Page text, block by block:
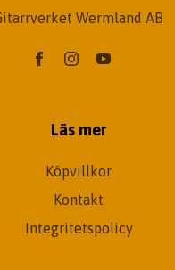
Wermland AB
Läs mer
Köpvillkor
Kontakt
Integritetspolicy